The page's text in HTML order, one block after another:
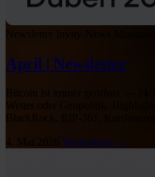
April | Newsletter
Wetter oder Geopolitik.
4. Mai 2026 Weiterlesen →